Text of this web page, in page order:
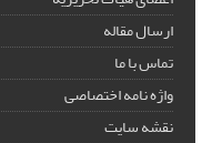
ارسال مقاله
تماس با ما
واژه نامه اختصاصی
نقشه سایت